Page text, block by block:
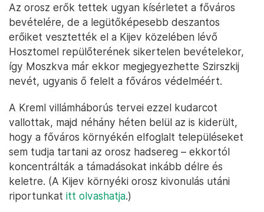
Az orosz erők tettek ugyan kísérletet a főváros
bevételére, de a legütőképesebb deszantos
erőiket vesztették el a Kijev közelében lévő
Hosztomel repülőterének sikertelen bevételekor,
így Moszkva már ekkor megjegyezhette Szirszkij
nevét, ugyanis ő felelt a főváros védelméért.
A Kreml villámháborús tervei ezzel kudarcot
vallottak, majd néhány héten belül az is kiderült,
hogy a főváros környékén elfoglalt településeket
sem tudja tartani az orosz hadsereg – ekkortól
koncentrálták a támadásokat inkább délre és
keletre. (A Kijev környéki orosz kivonulás utáni
riportunkat itt olvashatja.)